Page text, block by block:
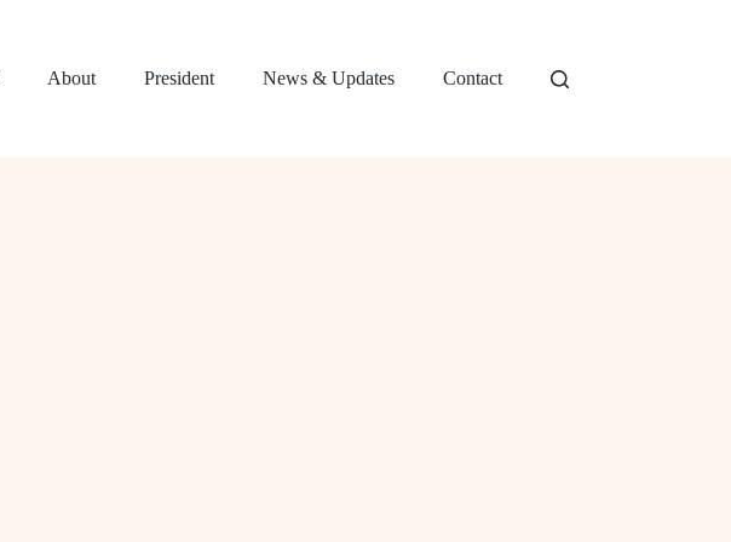
About President News & Updates Contact